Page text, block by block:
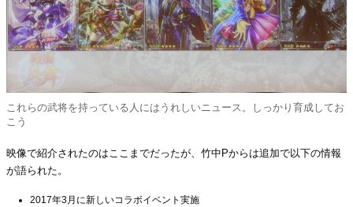
これらの武将を持っている人にはうれしいニュース。しっかり育成してお
こう
映像で紹介されたのはここまでだったが、竹中Pからは追加で以下の情報
が語られた。
2017年3月に新しいコラボイベント実施